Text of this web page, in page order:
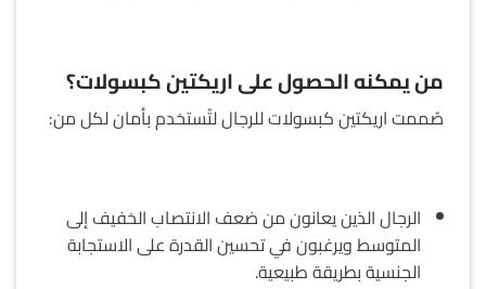
من يمكنه الحصول على اريكتين كبسولات؟
صُممت اريكتين كبسولات للرجال لتُستخدم بأمان لكل من:
الرجال الذين يعانون من ضعف الانتصاب الخفيف إلى
المتوسط ويرغبون في تحسين القدرة على الاستجابة
الجنسية بطريقة طبيعية.